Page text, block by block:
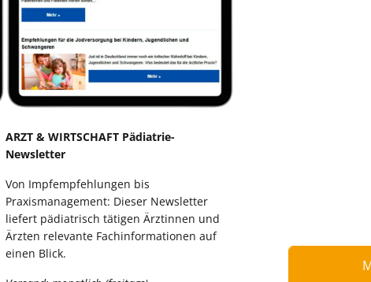
ARZT & WIRTSCHAFT Pädiatrie-
Newsletter
Von Impfempfehlungen bis
Praxismanagement: Dieser Newsletter
liefert pädiatrisch tätigen Ärztinnen und
Ärzten relevante Fachinformationen auf
einen Blick.